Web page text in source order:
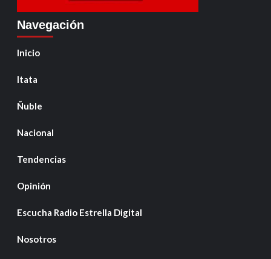
Navegación
Inicio
Itata
Ñuble
Nacional
Tendencias
Opinión
Escucha Radio Estrella Digital
Nosotros